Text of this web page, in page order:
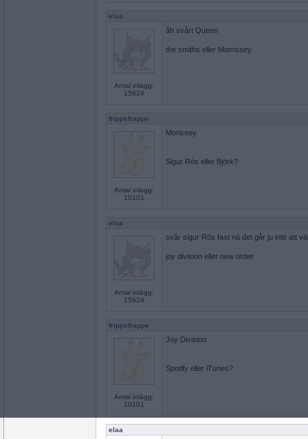
elaa
Antal inlägg:
15624
åh svårt Queen
the smiths eller Morrissey
frippefrappe
Antal inlägg:
10101
Morissey
Sigur Rós eller Björk?
elaa
Antal inlägg:
15624
svår sigur Rós fast nä det går ju inte att
joy division eller new order
frippefrappe
Antal inlägg:
10101
Joy Division
Spotify eller iTunes?
elaa